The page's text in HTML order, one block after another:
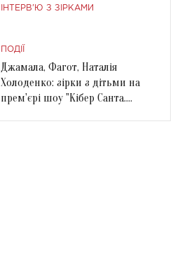
ІНТЕРВ'Ю З ЗІРКАМИ
ПОДІЇ
Джамала, Фагот, Наталія
Холоденко: зірки з дітьми на
прем'єрі шоу "Кібер Санта.